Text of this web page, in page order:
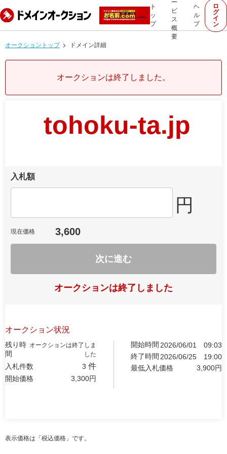
ト
ッ
プ
ー
ビ
ス
概
要
ヘ
ル
プ
ロ
グ
イ
ン
オークショントップ ドメイン詳細
オークションは終了しました。
tohoku-ta.jp
入札額
円
現在価格 3,600
次に進む
オークションは終了しました
オークション状況
残り時
間
オークションは終了しま
した
入札件数 3 件
開始価格 3,300円
開始時間 2026/06/01
09:03
終了時間 2026/06/25
19:00
最低入札価格
3,900円
表示価格は「税込価格」です。